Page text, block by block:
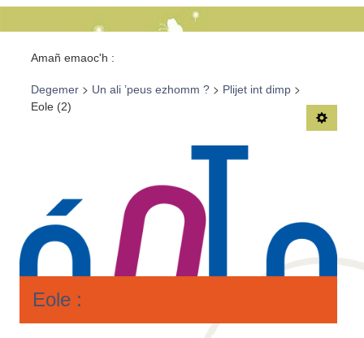
Fil de
navigation-
BR
Amañ emaoc'h :
Degemer > Un ali ’peus ezhomm ? > Plijet int dimp >
Eole (2)
Eole :